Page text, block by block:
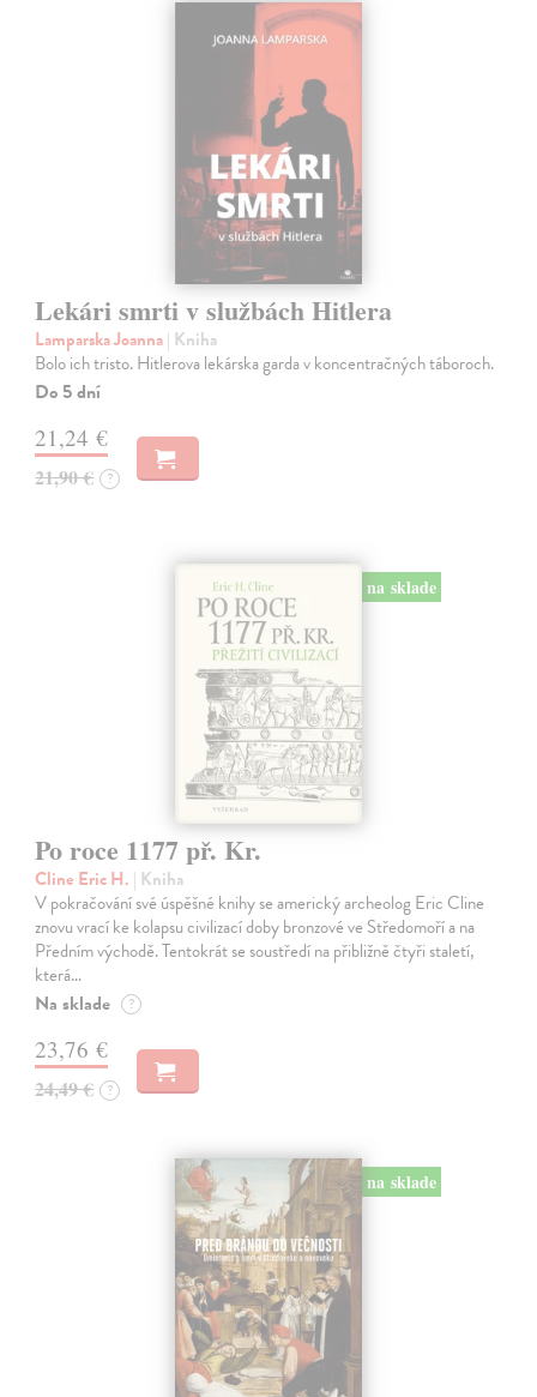
Lekári smrti v službách Hitlera
Lamparska Joanna| Kniha
Bolo ich tristo. Hitlerova lekárska garda v koncentračných táboroch.
Do 5 dní
21,24 €
21,90 € ?
na sklade
Po roce 1177 př. Kr.
Cline Eric H. | Kniha
V pokračování své úspěšné knihy se americký archeolog Eric Cline
znovu vrací ke kolapsu civilizací doby bronzové ve Středomoří a na
Předním východě. Tentokrát se soustředí na přibližně čtyři staletí,
která…
Na sklade ?
23,76 €
24,49 € ?
na sklade